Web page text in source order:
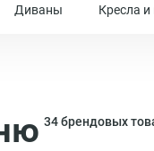
Диваны Кресла
34 брендовых